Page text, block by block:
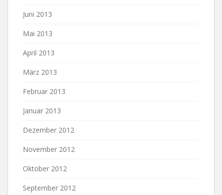
Juni 2013
Mai 2013
April 2013
März 2013
Februar 2013
Januar 2013
Dezember 2012
November 2012
Oktober 2012
September 2012